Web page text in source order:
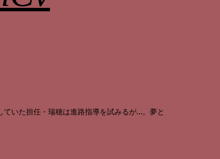
いた担任・瑞穂は進路指導を試みるが…。夢と